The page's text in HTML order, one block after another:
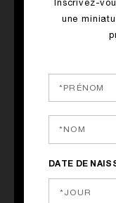
Inscrivez-
une
DATE DE